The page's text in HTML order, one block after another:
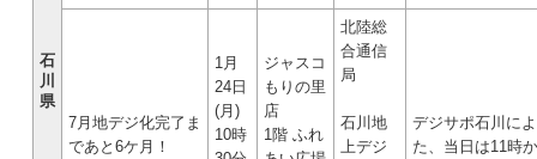
石
川
県
7月地デジ化完了ま
であと6ケ月！
1月
24日
(月)
10時
ジャスコ
もりの里
店
1階 ふれ
北陸総
合通信
局
石川地
上デジ
デジサポ石川に
た、当日は11時